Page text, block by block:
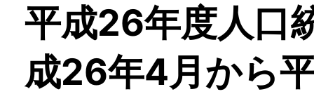
平成26年度人口
成26年4月から